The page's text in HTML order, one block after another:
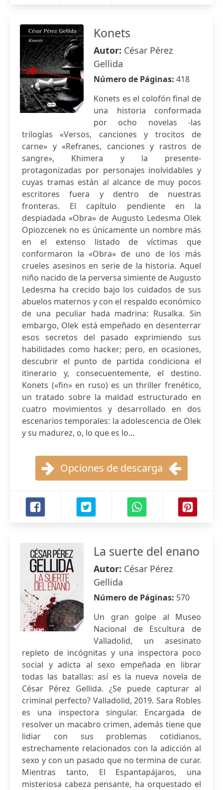
Konets
Autor: César Pérez
Gellida
Número de Páginas: 418
Konets es el colofón final de
una historia conformada
por ocho novelas -las
trilogías «Versos, canciones y trocitos de
carne» y «Refranes, canciones y rastros de
sangre», Khimera y la presente-
protagonizadas por personajes inolvidables y
cuyas tramas están al alcance de muy pocos
escritores fuera y dentro de nuestras
fronteras. El capítulo pendiente en la
despiadada «Obra» de Augusto Ledesma Olek
Opiozcenek no es únicamente un nombre más
en el extenso listado de víctimas que
conformaron la «Obra» de uno de los más
crueles asesinos en serie de la historia. Aquel
niño nacido de la perversa simiente de Augusto
Ledesma ha crecido bajo los cuidados de sus
abuelos maternos y con el respaldo económico
de una peculiar hada madrina: Rusalka. Sin
embargo, Olek está empeñado en desenterrar
esos secretos del pasado exprimiendo sus
habilidades como hacker; pero, en ocasiones,
descubrir el punto de partida condiciona el
itinerario y, consecuentemente, el destino.
Konets («fin» en ruso) es un thriller frenético,
un tratado sobre la maldad estructurado en
cuatro movimientos y desarrollado en dos
escenarios temporales: la adolescencia de Olek
y su madurez, o, lo que es lo...
Opciones de descarga
La suerte del enano
Autor: César Pérez
Gellida
Número de Páginas: 570
Un gran golpe al Museo
Nacional de Escultura de
Valladolid, un asesinato
repleto de incógnitas y una inspectora poco
social y adicta al sexo empeñada en librar
todas las batallas: así es la nueva novela de
César Pérez Gellida. ¿Se puede capturar al
criminal perfecto? Valladolid, 2019. Sara Robles
es una inspectora singular. Encargada de
resolver un macabro crimen, además tiene que
lidiar con sus problemas cotidianos,
estrechamente relacionados con la adicción al
sexo y con un pasado que no termina de curar.
Mientras tanto, El Espantapájaros, una
misteriosa cabeza pensante, ha orquestado el